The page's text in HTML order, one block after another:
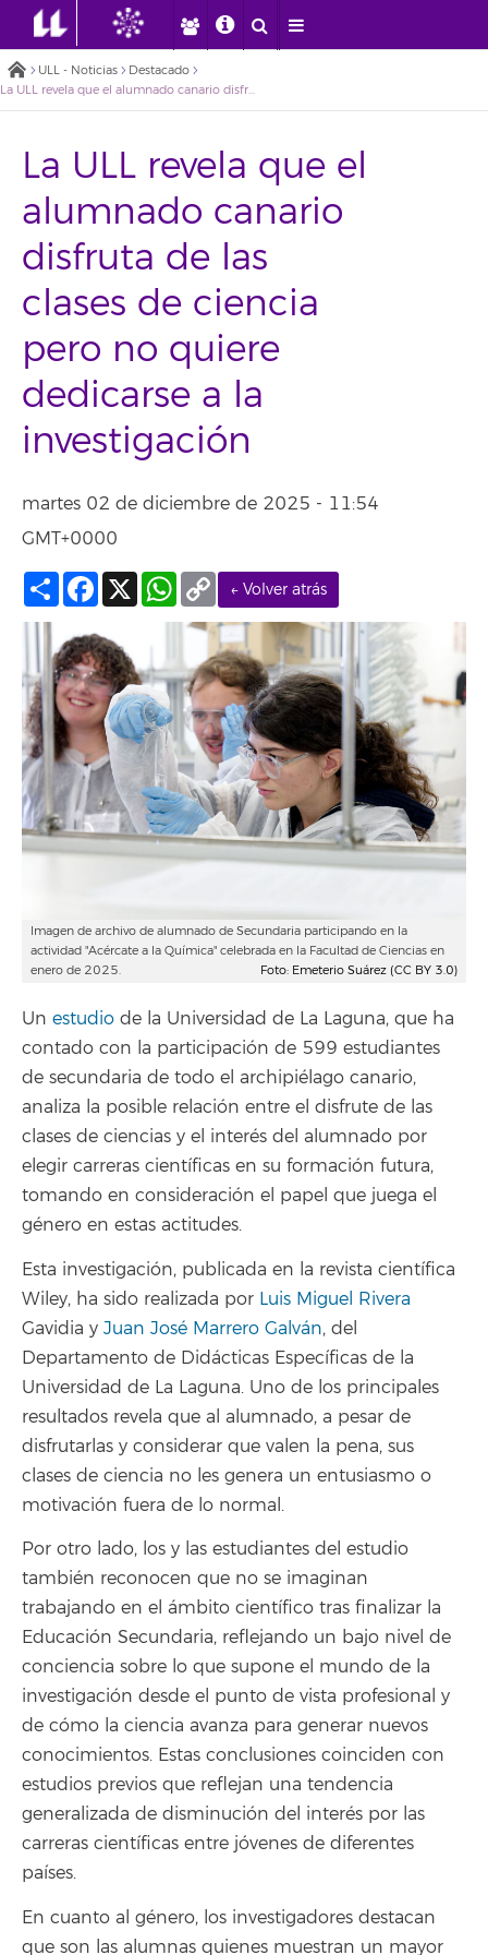
ULL - Noticias
Destacado
La ULL revela que el alumnado canario disfruta de las clases de ciencia pero no quiere dedicarse a la investigación
La ULL revela que el
alumnado canario
disfruta de las
clases de ciencia
pero no quiere
dedicarse a la
investigación
martes 02 de diciembre de 2025 - 11:54
GMT+0000
← Volver atrás
Compartir
Facebook
X WhatsApp
Copy
Link
Imagen de archivo de alumnado de Secundaria participando en la
actividad "Acércate a la Química" celebrada en la Facultad de Ciencias en
enero de 2025.
Foto: Emeterio Suárez (CC BY 3.0)
Un estudio de la Universidad de La Laguna, que ha
contado con la participación de 599 estudiantes
de secundaria de todo el archipiélago canario,
analiza la posible relación entre el disfrute de las
clases de ciencias y el interés del alumnado por
elegir carreras científicas en su formación futura,
tomando en consideración el papel que juega el
género en estas actitudes.
Esta investigación, publicada en la revista científica
Wiley, ha sido realizada por Luis Miguel Rivera
Gavidia y Juan José Marrero Galván, del
Departamento de Didácticas Específicas de la
Universidad de La Laguna. Uno de los principales
resultados revela que al alumnado, a pesar de
disfrutarlas y considerar que valen la pena, sus
clases de ciencia no les genera un entusiasmo o
motivación fuera de lo normal.
Por otro lado, los y las estudiantes del estudio
también reconocen que no se imaginan
trabajando en el ámbito científico tras finalizar la
Educación Secundaria, reflejando un bajo nivel de
conciencia sobre lo que supone el mundo de la
investigación desde el punto de vista profesional y
de cómo la ciencia avanza para generar nuevos
conocimientos. Estas conclusiones coinciden con
estudios previos que reflejan una tendencia
generalizada de disminución del interés por las
carreras científicas entre jóvenes de diferentes
países.
En cuanto al género, los investigadores destacan
que son las alumnas quienes muestran un mayor